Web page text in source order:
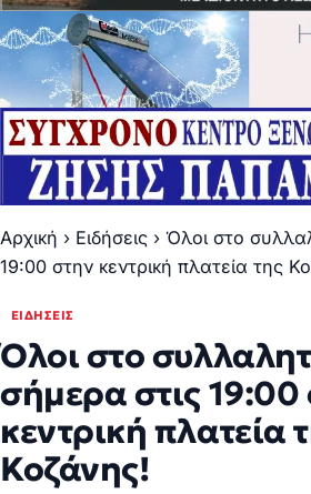
Αρχική › Ειδήσεις › Όλοι στο
19:00 στην κεντρική πλατεία της
ΕΙΔΉΣΕΙΣ
Όλοι στο
σήμερα στις 19:00
κεντρική πλατεία
Κοζάνης!